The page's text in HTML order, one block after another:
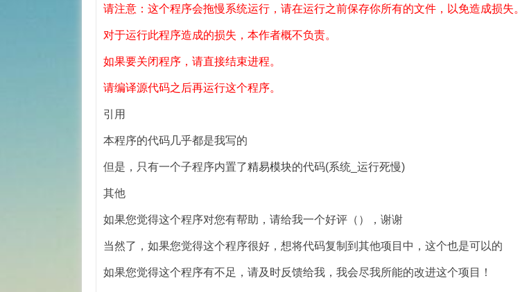
请注意：这个程序会拖慢系统运行，请在运行之前保存你所有的文件，以免造成损失。
对于运行此程序造成的损失，本作者概不负责。
如果要关闭程序，请直接结束进程。
请编译源代码之后再运行这个程序。
引用
本程序的代码几乎都是我写的
但是，只有一个子程序内置了精易模块的代码(系统_运行死慢)
其他
如果您觉得这个程序对您有帮助，请给我一个好评（），谢谢
当然了，如果您觉得这个程序很好，想将代码复制到其他项目中，这个也是可以的
如果您觉得这个程序有不足，请及时反馈给我，我会尽我所能的改进这个项目！